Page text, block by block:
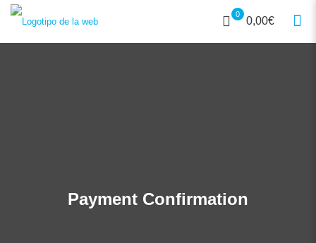
0
0,00€
Payment Confirmation